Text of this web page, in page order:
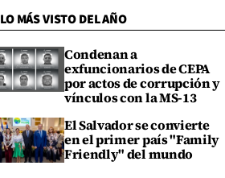
LO MÁS VISTO DEL AÑO
Condenan a
exfuncionarios de CEPA
por actos de corrupción y
vínculos con la MS-13
El Salvador se convierte
en el primer país "Family
Friendly" del mundo